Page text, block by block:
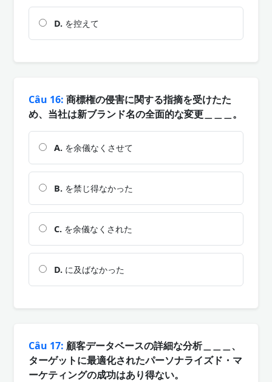
D. を控えて
Câu 16: 商標権の侵害に関する指摘を受けたた
め、当社は新ブランド名の全面的な変更＿＿＿。
A. を余儀なくさせて
B. を禁じ得なかった
C. を余儀なくされた
D. に及ばなかった
Câu 17: 顧客データベースの詳細な分析＿＿＿、
ターゲットに最適化されたパーソナライズド・マ
ーケティングの成功はあり得ない。